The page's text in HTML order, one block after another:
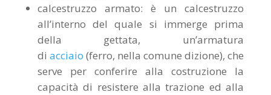
calcestruzzo armato: è un calcestruzzo
all’interno del quale si immerge prima
della gettata, un’armatura
di acciaio (ferro, nella comune dizione), che
serve per conferire alla costruzione la
capacità di resistere alla trazione ed alla